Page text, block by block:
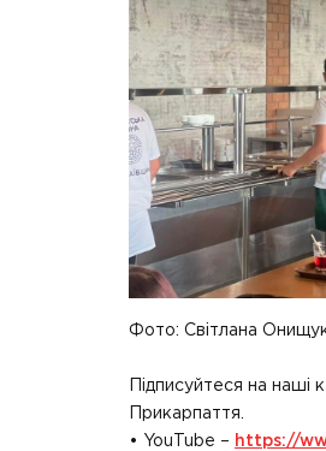
Фото: Світлана
Підписуйтеся на наші
Прикарпаття.
• YouTube – https://